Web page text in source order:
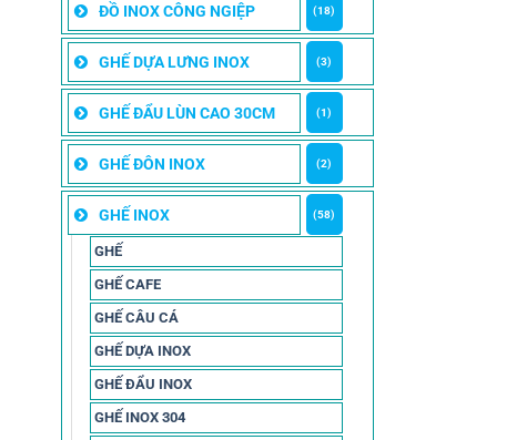
ĐỒ INOX CÔNG NGIỆP (18)
GHẾ DỰA LƯNG INOX (3)
GHẾ ĐẨU LÙN CAO 30CM (1)
GHẾ ĐÔN INOX (2)
GHẾ INOX (58)
GHẾ
GHẾ CAFE
GHẾ CÂU CÁ
GHẾ DỰA INOX
GHẾ ĐẨU INOX
GHẾ INOX 304